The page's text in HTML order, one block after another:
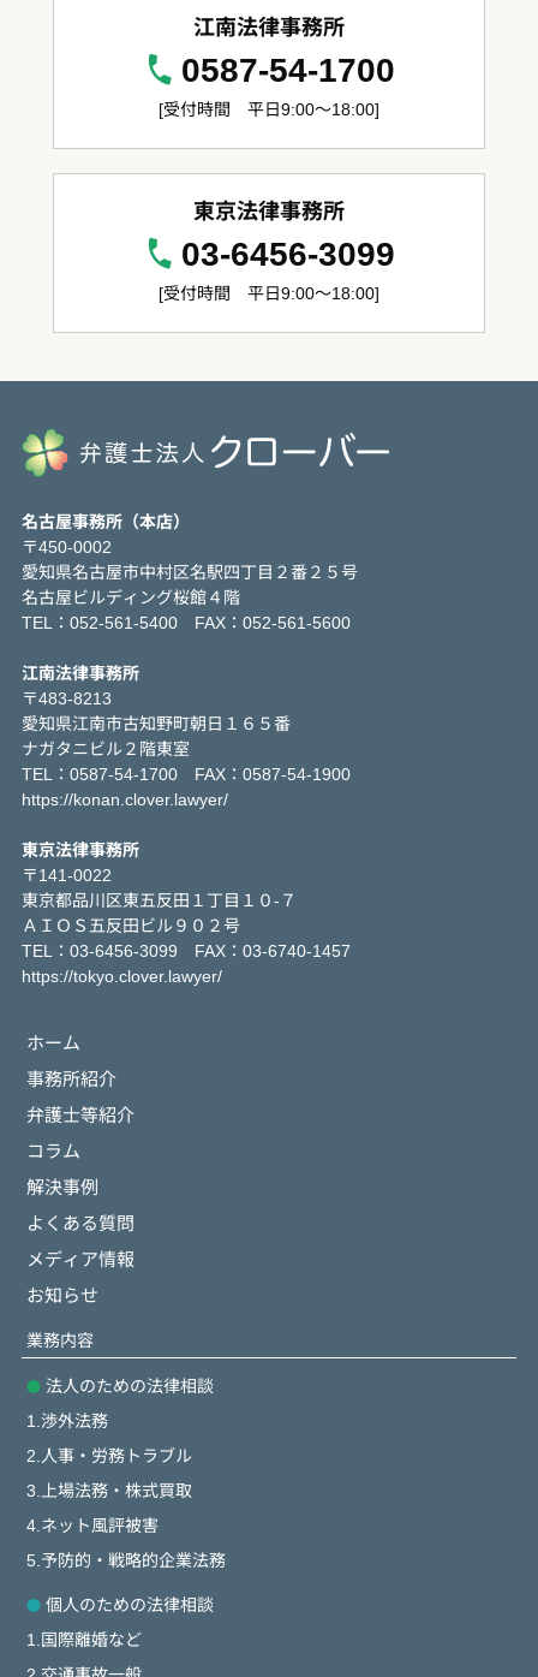
江南法律事務所
0587-54-1700
[受付時間 平日9:00～18:00]
東京法律事務所
03-6456-3099
[受付時間 平日9:00～18:00]
名古屋事務所（本店）
〒450-0002
愛知県名古屋市中村区名駅四丁目２番２５号
名古屋ビルディング桜館４階
TEL：052-561-5400 FAX：052-561-5600
江南法律事務所
〒483-8213
愛知県江南市古知野町朝日１６５番
ナガタニビル２階東室
TEL：0587-54-1700 FAX：0587-54-1900
https://konan.clover.lawyer/
東京法律事務所
〒141-0022
東京都品川区東五反田１丁目１０-７
ＡＩＯＳ五反田ビル９０２号
TEL：03-6456-3099 FAX：03-6740-1457
https://tokyo.clover.lawyer/
ホーム
事務所紹介
弁護士等紹介
コラム
解決事例
よくある質問
メディア情報
お知らせ
業務内容
法人のための法律相談
1.渉外法務
2.人事・労務トラブル
3.上場法務・株式買取
4.ネット風評被害
5.予防的・戦略的企業法務
個人のための法律相談
1.国際離婚など